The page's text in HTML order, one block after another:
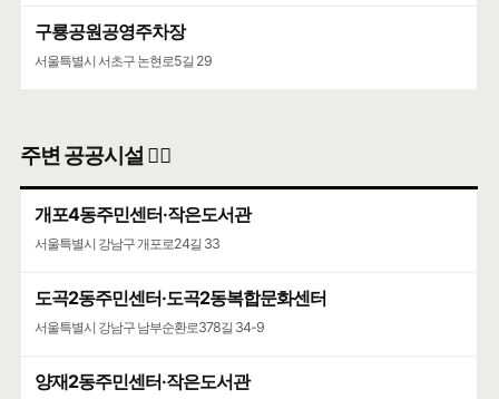
구룡공원공영주차장
서울특별시 서초구 논현로5길 29
주변 공공시설 👨‍✈️
개포4동주민센터·작은도서관
서울특별시 강남구 개포로24길 33
도곡2동주민센터·도곡2동복합문화센터
서울특별시 강남구 남부순환로378길 34-9
양재2동주민센터·작은도서관